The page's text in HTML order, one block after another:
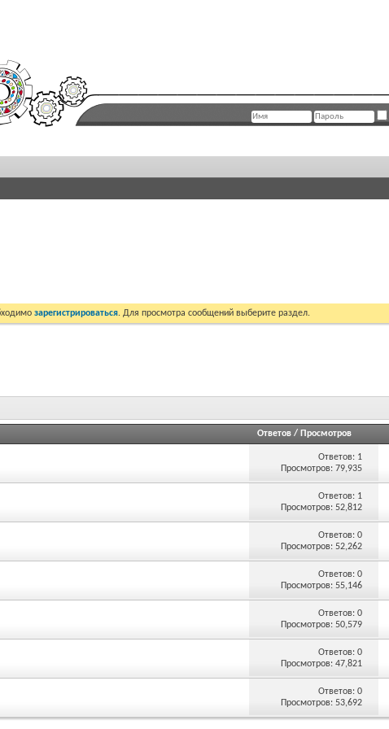
зарегистрироваться. Для просмотра сообщений выберите раздел.
Ответов / Просмотров
Ответов: 1
Просмотров: 79,935
Ответов: 1
Просмотров: 52,812
Ответов: 0
Просмотров: 52,262
Ответов: 0
Просмотров: 55,146
Ответов: 0
Просмотров: 50,579
Ответов: 0
Просмотров: 47,821
Ответов: 0
Просмотров: 53,692